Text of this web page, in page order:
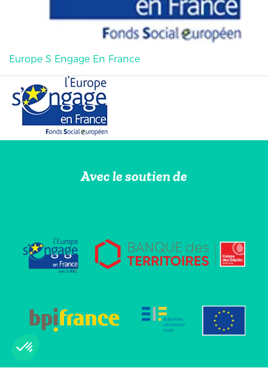
Europe S Engage En France
Avec le soutien de